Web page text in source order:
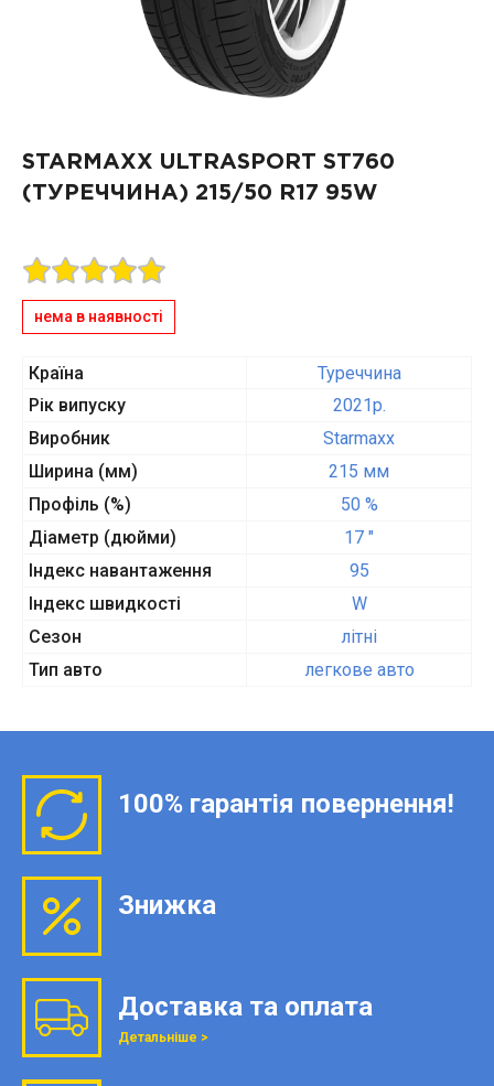
STARMAXX ULTRASPORT ST760
(ТУРЕЧЧИНА) 215/50 R17 95W
нема в наявності
Країна
Туреччина
Рік випуску
2021p.
Виробник
Starmaxx
Ширина (мм)
215 мм
Профіль (%)
50 %
Діаметр (дюйми)
17 "
Індекс навантаження
95
Індекс швидкості
W
Сезон
літні
Тип авто
легкове авто
100% гарантія повернення!
Знижка
Доставка та оплата
Детальніше >